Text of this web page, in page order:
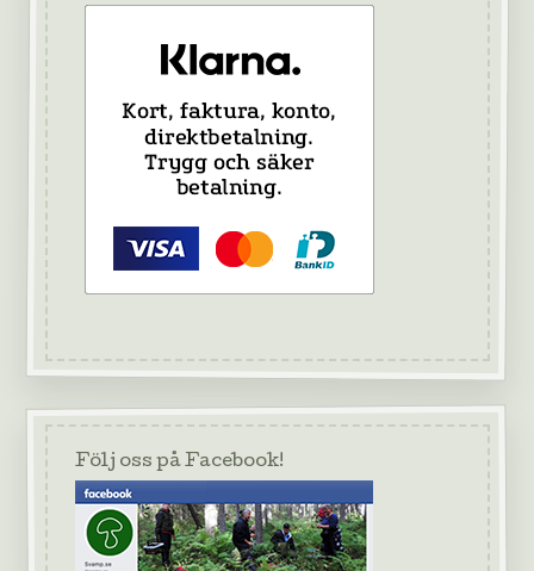
Följ oss på Facebook!